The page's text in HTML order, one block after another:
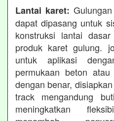
Lantai karet:
dapat dipasang untuk
konstruksi lantai
produk karet gulung.
untuk aplikasi
permukaan beton
dengan benar,
track mengandung
meningkatkan